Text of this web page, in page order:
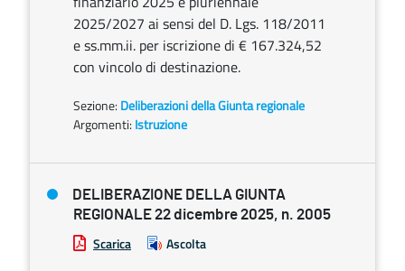
2025/2027 ai sensi del D. Lgs. 118/2011
e ss.mm.ii. per iscrizione di € 167.324,52
con vincolo di destinazione.
Sezione: Deliberazioni della Giunta regionale
Argomenti: Istruzione
DELIBERAZIONE DELLA GIUNTA
REGIONALE 22 dicembre 2025, n. 2005
Scarica Ascolta